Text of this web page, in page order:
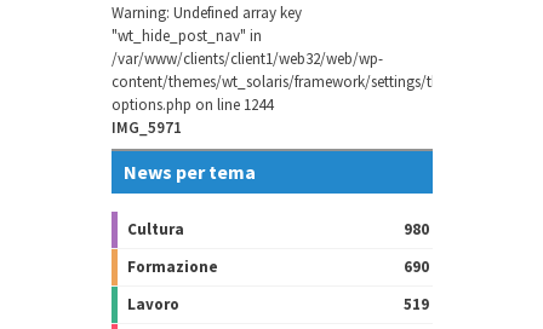
Warning: Undefined array key
"wt_hide_post_nav" in
/var/www/clients/client1/web32/web/wp-
content/themes/wt_solaris/framework/settings/theme-
options.php on line 1244
IMG_5971
News per tema
Cultura
980
Formazione
690
Lavoro
519